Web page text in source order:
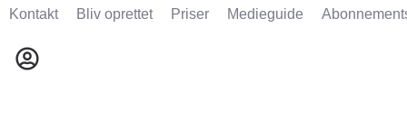
Kontakt Bliv oprettet Priser Medieguide